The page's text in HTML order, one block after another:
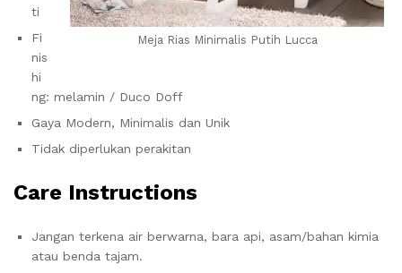
Meja Rias Minimalis Putih Lucca
ti
Fi
nis
hi
ng: melamin / Duco Doff
Gaya Modern, Minimalis dan Unik
Tidak diperlukan perakitan
Care Instructions
Jangan terkena air berwarna, bara api, asam/bahan kimia
atau benda tajam.